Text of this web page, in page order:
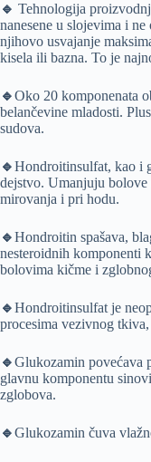
🔹 Tehnologija
nanesene u slojevima i
njihovo usvajanje
kisela ili bazna. To je
🔹Oko 20 komponenata
belančevine mladosti.
sudova.
🔹Hondroitinsulfat, kao i
dejstvo. Umanjuju
mirovanja i pri hodu.
🔹Hondroitin spašava,
nesteroidnih komponenti
bolovima kičme i
🔹Hondroitinsulfat je
procesima vezivnog
🔹Glukozamin povećava
glavnu komponentu
zglobova.
🔹Glukozamin čuva